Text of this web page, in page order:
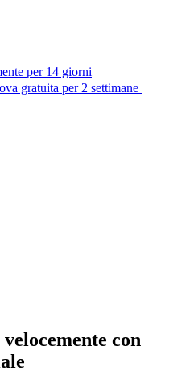
per 14 giorni
gratuita per 2 settimane
con